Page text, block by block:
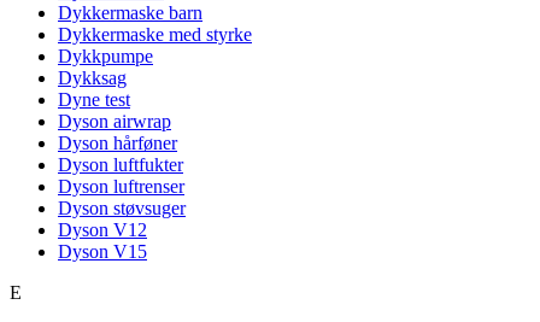
Dykkermaske barn
Dykkermaske med styrke
Dykkpumpe
Dykksag
Dyne test
Dyson airwrap
Dyson hårføner
Dyson luftfukter
Dyson luftrenser
Dyson støvsuger
Dyson V12
Dyson V15
E